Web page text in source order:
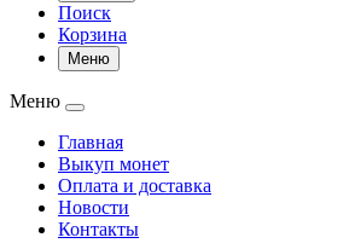
Поиск
Корзина
Меню
Меню
Главная
Выкуп монет
Оплата и доставка
Новости
Контакты